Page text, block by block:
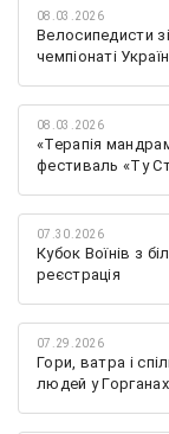
08.03.2026
Велосипедисти
чемпіонаті
08.03.2026
«Терапія
фестиваль «Ту
07.30.2026
Кубок Воїнів з
реєстрація
07.29.2026
Гори, ватра і
людей у Горганах